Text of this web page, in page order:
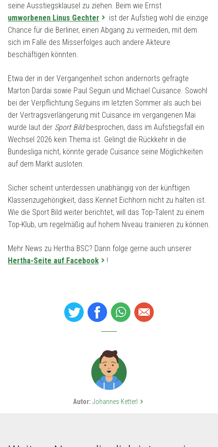
seine Ausstiegsklausel zu ziehen. Beim wie Ernst
umworbenen Linus Gechter
ist der Aufstieg wohl die einzige
Chance für die Berliner, einen Abgang zu vermeiden, mit dem
sich im Falle des Misserfolges auch andere Akteure
beschäftigen könnten.
Etwa der in der Vergangenheit schon andernorts gefragte
Marton Dardai sowie Paul Seguin und Michael Cuisance. Sowohl
bei der Verpflichtung Seguins im letzten Sommer als auch bei
der Vertragsverlängerung mit Cuisance im vergangenen Mai
wurde laut der Sport Bildbesprochen, dass im Aufstiegsfall ein
Wechsel 2026 kein Thema ist. Gelingt die Rückkehr in die
Bundesliga nicht, könnte gerade Cuisance seine Möglichkeiten
auf dem Markt ausloten.
Sicher scheint unterdessen unabhängig von der künftigen
Klassenzugehörigkeit, dass Kennet Eichhorn nicht zu halten ist.
Wie die Sport Bild weiter berichtet, will das Top-Talent zu einem
Top-Klub, um regelmäßig auf hohem Niveau trainieren zu können.
Mehr News zu Hertha BSC? Dann folge gerne auch unserer
Hertha-Seite auf Facebook
!
Autor: Johannes Ketterl keyboard_arrow_right